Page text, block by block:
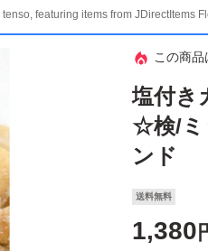
featuring items from JDirectItems
この商品
塩付き
☆検/ミ
ンド
送料無料
1,380